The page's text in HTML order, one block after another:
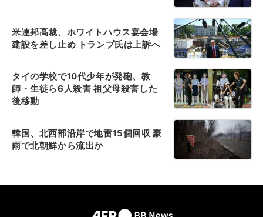
米連邦高裁、ホワイトハウス宴会場
建設を差し止め トランプ氏は上訴へ
タイの学校で10代少年が発砲、教
師・生徒ら6人殺害 祖父母殺害した
後移動
韓国、北西部沿岸で地雷15個回収 豪
雨で北朝鮮から流出か